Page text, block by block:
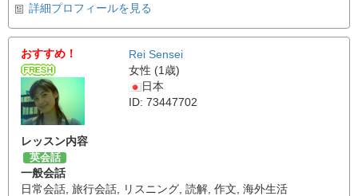
詳細プロフィールを見る
おすすめ！
Rei Sensei
女性 (1歳)
日本
ID: 73447702
レッスン内容
英会話
一般会話
日常会話 旅行会話 リスニング 読解 作文 海外生活